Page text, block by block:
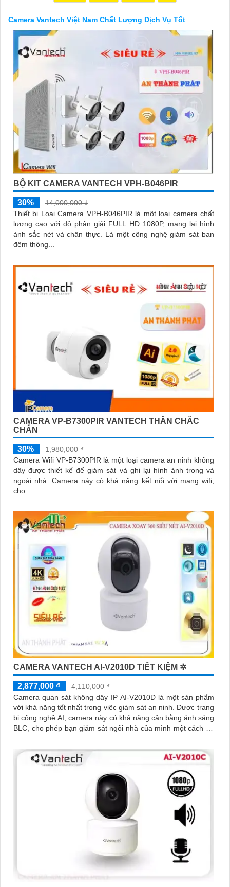
Camera Vantech Việt Nam Chất Lượng Dịch Vụ Tốt
BỘ KIT CAMERA VANTECH VPH-B046PIR
30%
14,000,000 ₫
Thiết bị Loại Camera VPH-B046PIR là một loại camera chất
lượng cao với độ phân giải FULL HD 1080P, mang lại hình
ảnh sắc nét và chân thực. Là một công nghệ giám sát ban
đêm thông...
CAMERA VP-B7300PIR VANTECH THÂN CHẮC
CHẮN
30%
1,980,000 ₫
Camera Wifi VP-B7300PIR là một loại camera an ninh không
dây được thiết kế để giám sát và ghi lại hình ảnh trong và
ngoài nhà. Camera này có khả năng kết nối với mạng wifi,
cho...
CAMERA VANTECH AI-V2010D TIẾT KIỆM ✲
2,877,000 ₫
4,110,000 ₫
Camera quan sát không dây IP AI-V2010D là một sản phẩm
với khả năng tốt nhất trong việc giám sát an ninh. Được trang
bị công nghệ AI, camera này có khả năng cân bằng ánh sáng
BLC, cho phép bạn giám sát ngôi nhà của mình một cách tốt